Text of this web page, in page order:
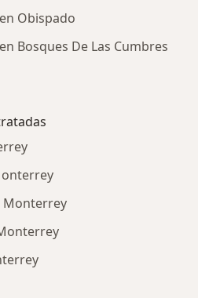
Obispado
Bosques De Las Cumbres
Monterrey